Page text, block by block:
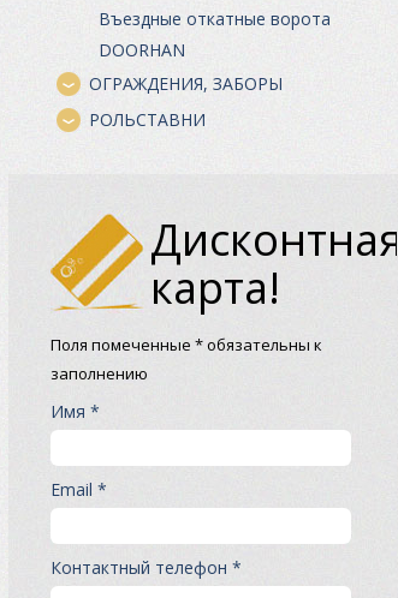
Въездные откатные ворота
DOORHAN
ОГРАЖДЕНИЯ, ЗАБОРЫ
РОЛЬСТАВНИ
Дисконтная
карта!
Поля помеченные * обязательны к
заполнению
Имя *
Email *
Контактный телефон *